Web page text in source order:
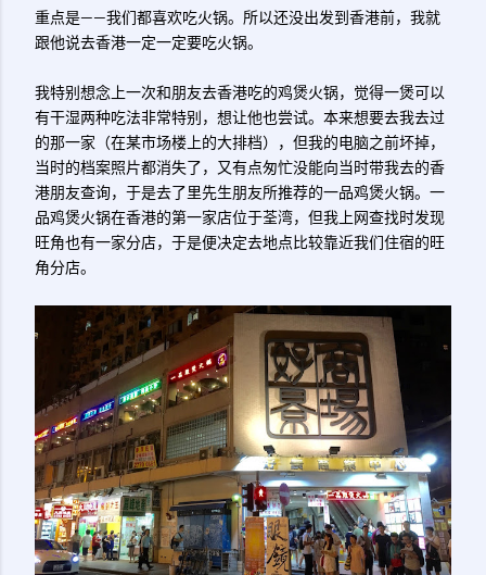
重点是——我们都喜欢吃火锅。所以还没出发到香港前，我就
跟他说去香港一定一定要吃火锅。
我特别想念上一次和朋友去香港吃的鸡煲火锅，觉得一煲可以
有干湿两种吃法非常特别，想让他也尝试。本来想要去我去过
的那一家（在某市场楼上的大排档），但我的电脑之前坏掉，
当时的档案照片都消失了，又有点匆忙没能向当时带我去的香
港朋友查询，于是去了里先生朋友所推荐的一品鸡煲火锅。一
品鸡煲火锅在香港的第一家店位于荃湾，但我上网查找时发现
旺角也有一家分店，于是便决定去地点比较靠近我们住宿的旺
角分店。